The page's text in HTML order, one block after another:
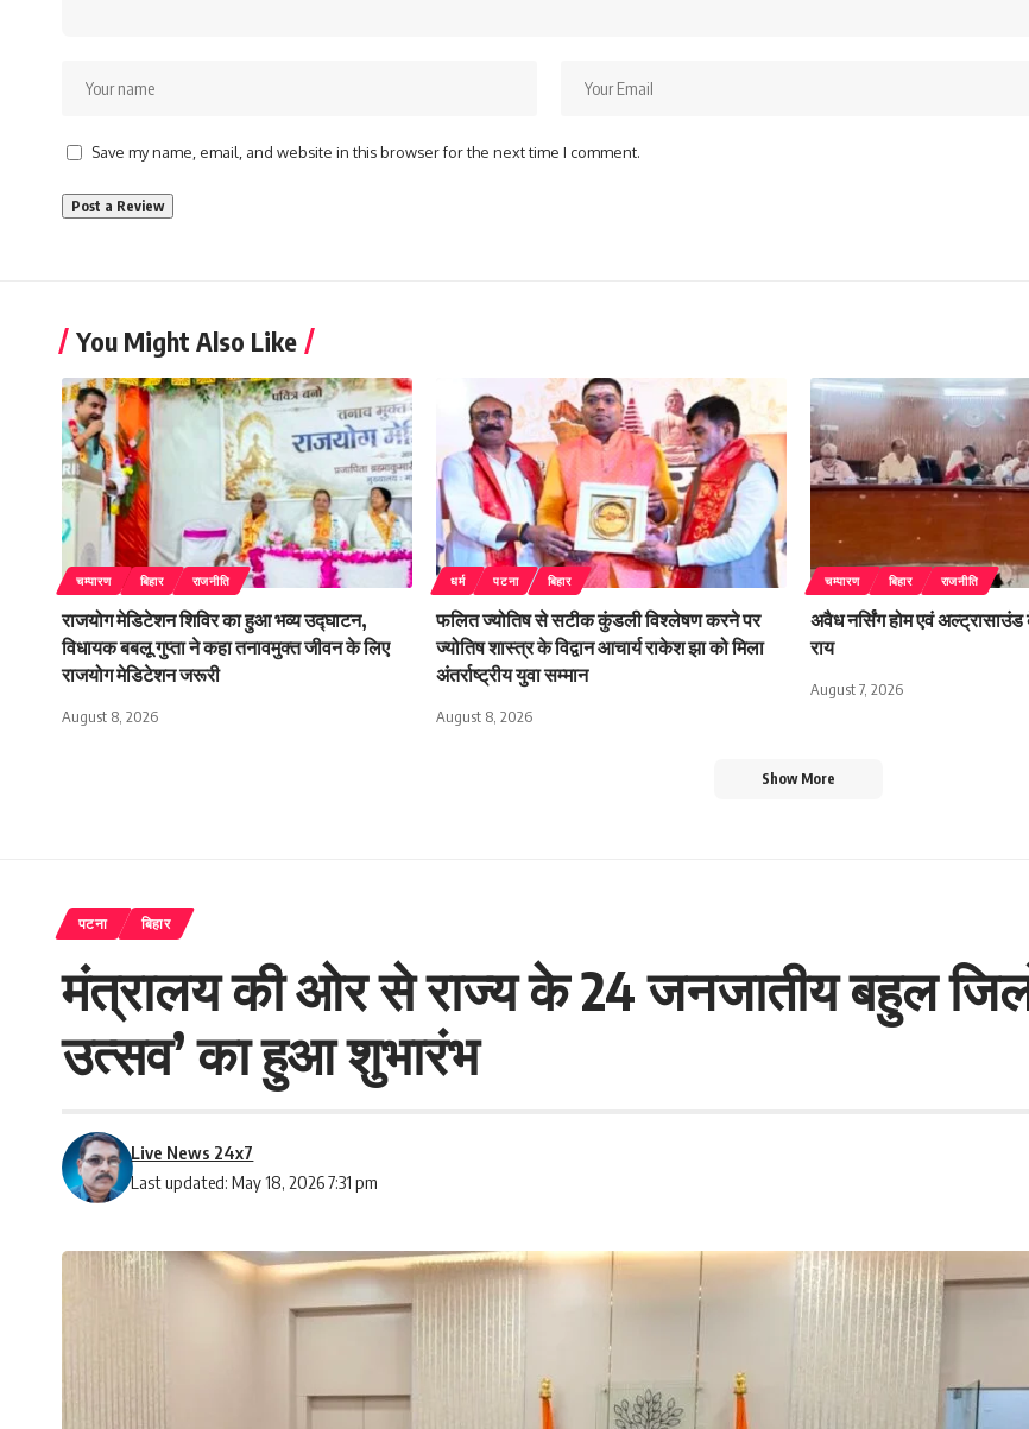
Save my name, email, and website in this browser for the next time I comment.
You Might Also Like
चम्पारण बिहार राजनीति
राजयोग मेडिटेशन शिविर का हुआ भव्य उद्घाटन,
विधायक बबलू गुप्ता ने कहा तनावमुक्त जीवन के लिए
राजयोग मेडिटेशन जरूरी
August 8, 2026
धर्म पटना बिहार
फलित ज्योतिष से सटीक कुंडली विश्लेषण करने पर
ज्योतिष शास्त्र के विद्वान आचार्य राकेश झा को मिला
अंतर्राष्ट्रीय युवा सम्मान
August 8, 2026
चम्पारण बिहार राजनीति
अवैध नर्सिंग होम एवं
राय
August 7, 2026
Show More
पटना बिहार
मंत्रालय की ओर से राज्य के 24 जनजातीय बहुल
उत्सव’ का हुआ शुभारंभ
Last updated: May 18, 2026 7:31 pm
Live News 24x7